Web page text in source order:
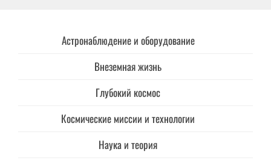
Астронаблюдение и оборудование
Внеземная жизнь
Глубокий космос
Космические миссии и технологии
Наука и теория